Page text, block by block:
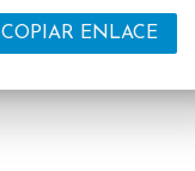
COPIAR ENLACE